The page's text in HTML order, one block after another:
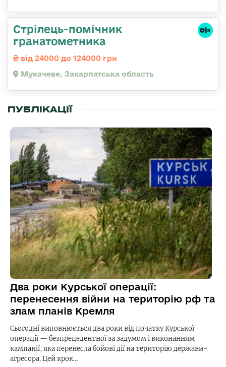
Стрілець-помічник
гранатометника
від 24000 до 124000 грн
Мукачеве, Закарпатська область
ПУБЛІКАЦІЇ
Два роки Курської операції:
перенесення війни на територію рф та
злам планів Кремля
Сьогодні виповнюється два роки від початку Курської
операції — безпрецедентної за задумом і виконанням
кампанії, яка перенесла бойові дії на територію держави-
агресора. Цей крок…